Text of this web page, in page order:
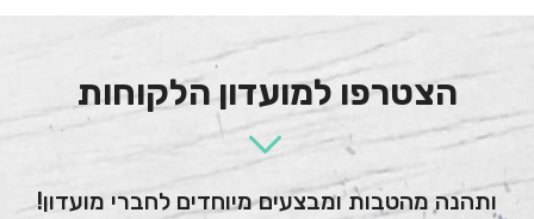
הצטרפו למועדון הלקוחות
ותהנה מהטבות ומבצעים מיוחדים לחברי מועדון!